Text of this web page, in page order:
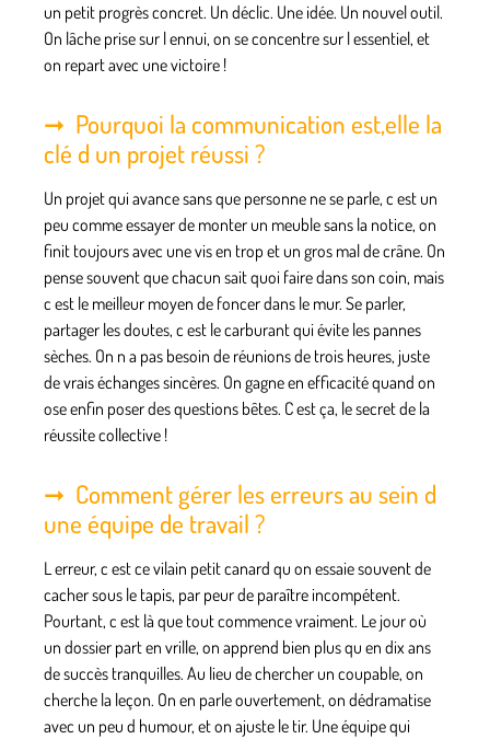
un petit progrès concret. Un déclic. Une idée. Un nouvel outil.
On lâche prise sur l ennui, on se concentre sur l essentiel, et
on repart avec une victoire !
Pourquoi la communication est,elle la
clé d un projet réussi ?
Un projet qui avance sans que personne ne se parle, c est un
peu comme essayer de monter un meuble sans la notice, on
finit toujours avec une vis en trop et un gros mal de crâne. On
pense souvent que chacun sait quoi faire dans son coin, mais
c est le meilleur moyen de foncer dans le mur. Se parler,
partager les doutes, c est le carburant qui évite les pannes
sèches. On n a pas besoin de réunions de trois heures, juste
de vrais échanges sincères. On gagne en efficacité quand on
ose enfin poser des questions bêtes. C est ça, le secret de la
réussite collective !
Comment gérer les erreurs au sein d
une équipe de travail ?
L erreur, c est ce vilain petit canard qu on essaie souvent de
cacher sous le tapis, par peur de paraître incompétent.
Pourtant, c est là que tout commence vraiment. Le jour où
un dossier part en vrille, on apprend bien plus qu en dix ans
de succès tranquilles. Au lieu de chercher un coupable, on
cherche la leçon. On en parle ouvertement, on dédramatise
avec un peu d humour, et on ajuste le tir. Une équipe qui